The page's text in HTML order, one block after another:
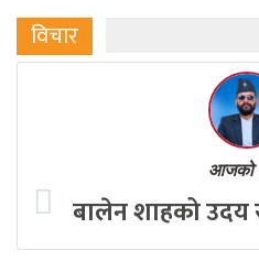
विचार
आजको
बालेन शाहको उदय